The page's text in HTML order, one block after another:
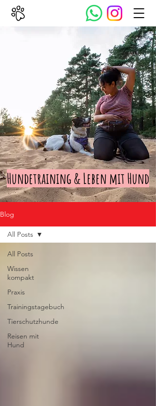
Hundetraining & Leben mit Hund
Blog
All Posts
Wissen
kompakt
Praxis
Trainingstagebuch
Tierschutzhunde
Reisen mit
Hund
All Posts